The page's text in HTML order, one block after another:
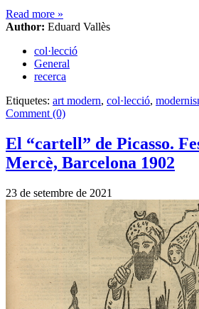
Read more »
Author: Eduard Vallès
col·lecció
General
recerca
Etiquetes: art modern, col·lecció,
Comment (0)
El “cartell” de Picasso.
Mercè, Barcelona 1902
23 de setembre de 2021